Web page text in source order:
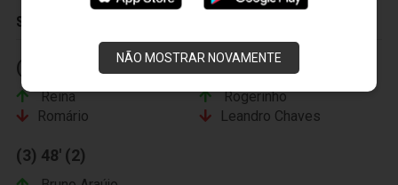
NÃO MOSTRAR NOVAMENTE
SUBSTITUIÇÕES
(1) 1' (2)
Reina
Romário
(2) 1' (2)
Rogerinho
Leandro Chaves
(3) 48' (2)